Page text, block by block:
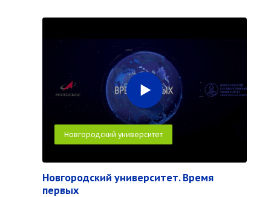
Новгородский университет
Новгородский университет. Время
первых